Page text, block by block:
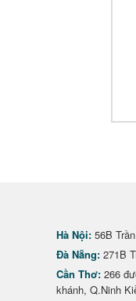
Hà Nội: 56B
Đà Nẵng: 271B
Cần Thơ: 266
khánh, Q.Ninh